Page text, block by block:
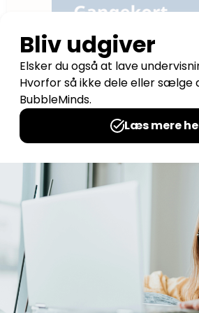
Gangekort 2 cifre x 2-4 cifre
Udgives af: teacherhack
8,00